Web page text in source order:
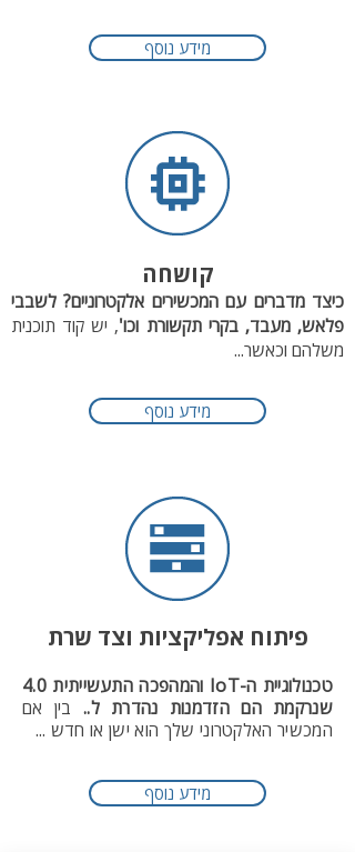
מידע נוסף
קושחה
כיצד מדברים עם המכשירים אלקטרוניים? לשבבי
פלאש, מעבד, בקרי תקשורת וכו', יש קוד תוכנית
משלהם וכאשר...
מידע נוסף
פיתוח אפליקציות וצד שרת
טכנולוגיית ה-IoT והמהפכה התעשייתית 4.0
שנרקמת הם הזדמנות נהדרת ל.. בין אם
המכשיר האלקטרוני שלך הוא ישן או חדש ...
מידע נוסף